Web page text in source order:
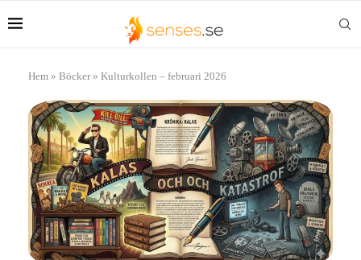
Hem » Böcker» Kulturkollen – februari 2026